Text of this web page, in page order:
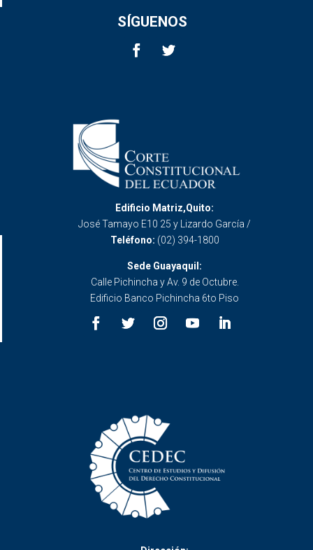
SÍGUENOS
Edificio Matriz,Quito:
José Tamayo E10 25 y Lizardo García /
Teléfono: (02) 394-1800
Sede Guayaquil:
Calle Pichincha y Av. 9 de Octubre.
Edificio Banco Pichincha 6to Piso